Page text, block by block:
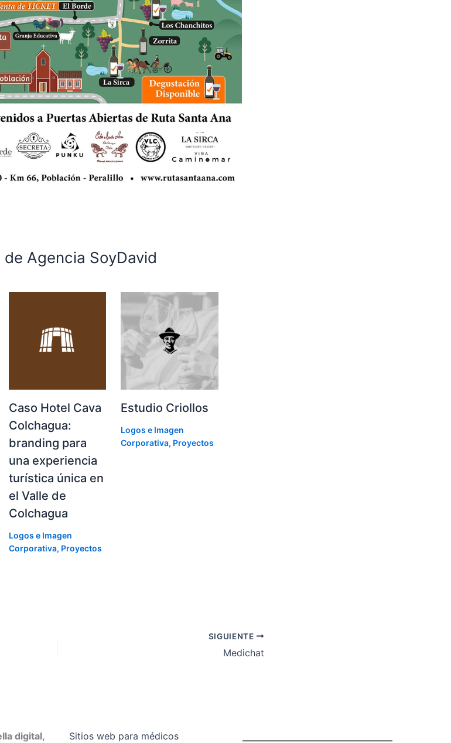
Agencia SoyDavid
Caso Hotel Cava
Colchagua:
branding para
una experiencia
turística única en
el Valle de
Colchagua
Logos e Imagen
Corporativa, Proyectos
Estudio Criollos
Logos e Imagen
Corporativa, Proyectos
SIGUIENTE
Medichat
digital, Sitios web para médicos